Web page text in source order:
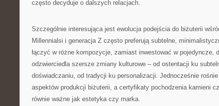
często decyduje o dalszych relacjach.
Szczególnie interesująca jest ewolucja podejścia do biżuterii
Millennialsi i generacja Z często preferują subtelne,
łączyć w różne kompozycje, zamiast inwestować w pojedyncze,
odzwierciedla szersze zmiany kulturowe – od ostentacji ku
doświadczaniu, od tradycji ku personalizacji. Jednocześnie
aspektów produkcji biżuterii, a certyfikaty pochodzenia kamieni
równie ważne jak estetyka czy marka.